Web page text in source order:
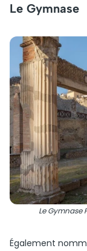
Le Gymnase
Le Gymnase
Également